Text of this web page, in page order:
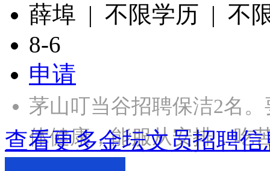
薛埠 | 不限学历 | 不
8-6
申请
茅山叮当谷招聘保洁2名
体健康，能服从安排，
查看更多金坛文员招聘信